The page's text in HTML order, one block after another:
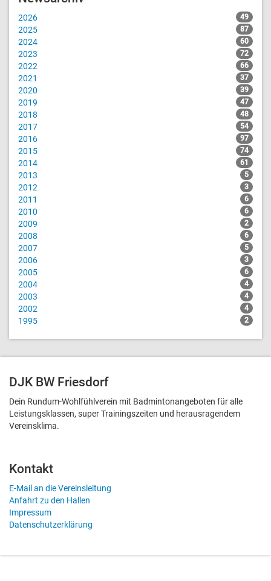
2026 49
2025 87
2024 60
2023 72
2022 66
2021 37
2020 39
2019 47
2018 48
2017 54
2016 97
2015 74
2014 61
2013 5
2012 3
2011 6
2010 6
2009 2
2008 6
2007 5
2006 3
2005 6
2004 4
2003 4
2002 4
1995 2
DJK BW Friesdorf
Dein Rundum-Wohlfühlverein mit Badmintonangeboten für alle
Leistungsklassen, super Trainingszeiten und heraus­ragendem
Vereinsklima.
Kontakt
E-Mail an die Vereinsleitung
Anfahrt zu den Hallen
Impressum
Datenschutzerklärung